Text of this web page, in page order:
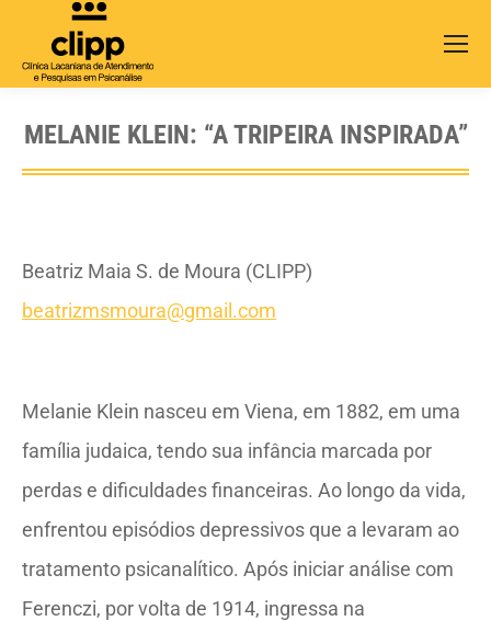
MELANIE KLEIN: “A TRIPEIRA INSPIRADA”
Beatriz Maia S. de Moura (CLIPP)
beatrizmsmoura@gmail.com
Melanie Klein nasceu em Viena, em 1882, em uma
família judaica, tendo sua infância marcada por
perdas e dificuldades financeiras. Ao longo da vida,
enfrentou episódios depressivos que a levaram ao
tratamento psicanalítico. Após iniciar análise com
Ferenczi, por volta de 1914, ingressa na